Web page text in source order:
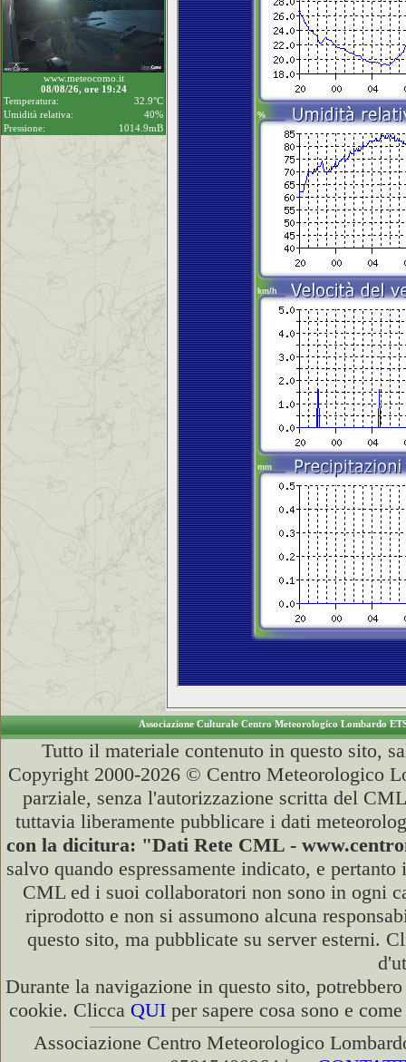
www.meteocomo.it
08/08/26, ore 19:24
Temperatura:
32.9°C
Umidità relativa:
40%
Pressione:
1014.9mB
Associazione Culturale Centro Meteorologico Lombardo
Tutto il materiale contenuto in questo sito,
Copyright 2000-2026 © Centro Meteorologico
parziale, senza l'autorizzazione scritta del
tuttavia liberamente pubblicare i dati
con la dicitura: "Dati Rete CML -
salvo quando espressamente indicato, e
CML ed i suoi collaboratori non sono in ogni
riprodotto e non si assumono alcuna
questo sito, ma pubblicate su server esterni.
Durante la navigazione in questo sito,
cookie. Clicca QUI per sapere cosa sono e
Associazione Centro Meteorologico